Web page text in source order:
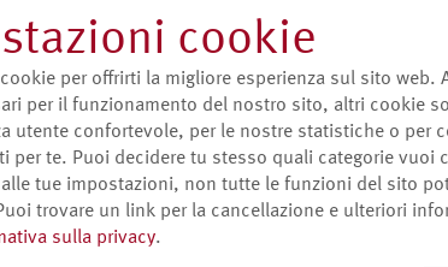
Sì
cookie
per offrirti la migliore esperienza sul sito web.
per il funzionamento del nostro sito, altri cookie
utente confortevole, per le nostre statistiche o per
per te. Puoi decidere tu stesso quali categorie vuoi
tue impostazioni, non tutte le funzioni del sito
trovare un link per la cancellazione e ulteriori
sulla privacy.